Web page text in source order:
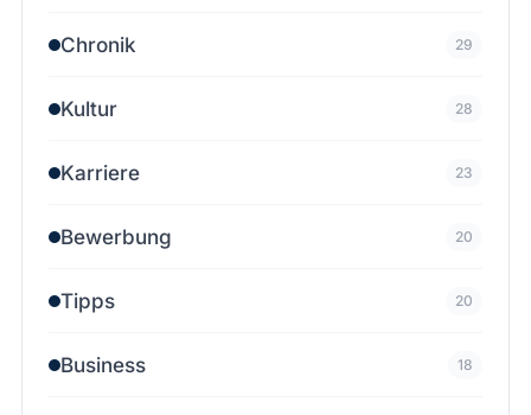
Chronik 29
Kultur 28
Karriere 23
Bewerbung 20
Tipps 20
Business 18